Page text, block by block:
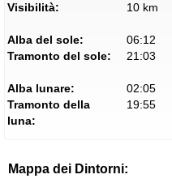
Visibilità:
10 km
Alba del sole:
06:12
Tramonto del sole:
21:03
Alba lunare:
02:05
Tramonto della
luna:
19:55
Mappa dei Dintorni: